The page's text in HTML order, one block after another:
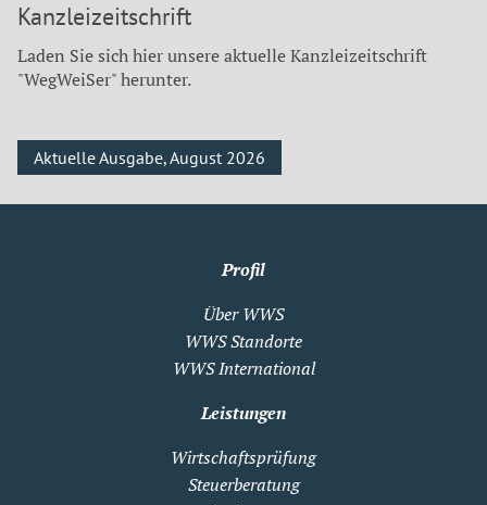
Kanzleizeitschrift
Laden Sie sich hier unsere aktuelle Kanzleizeitschrift
"WegWeiSer" herunter.
Aktuelle Ausgabe, August 2026
Profil
Über WWS
WWS Standorte
WWS International
Leistungen
Wirtschaftsprüfung
Steuerberatung